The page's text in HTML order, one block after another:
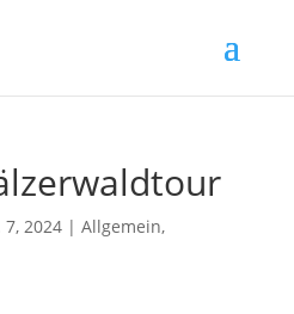
7, 2024| Allgemein,